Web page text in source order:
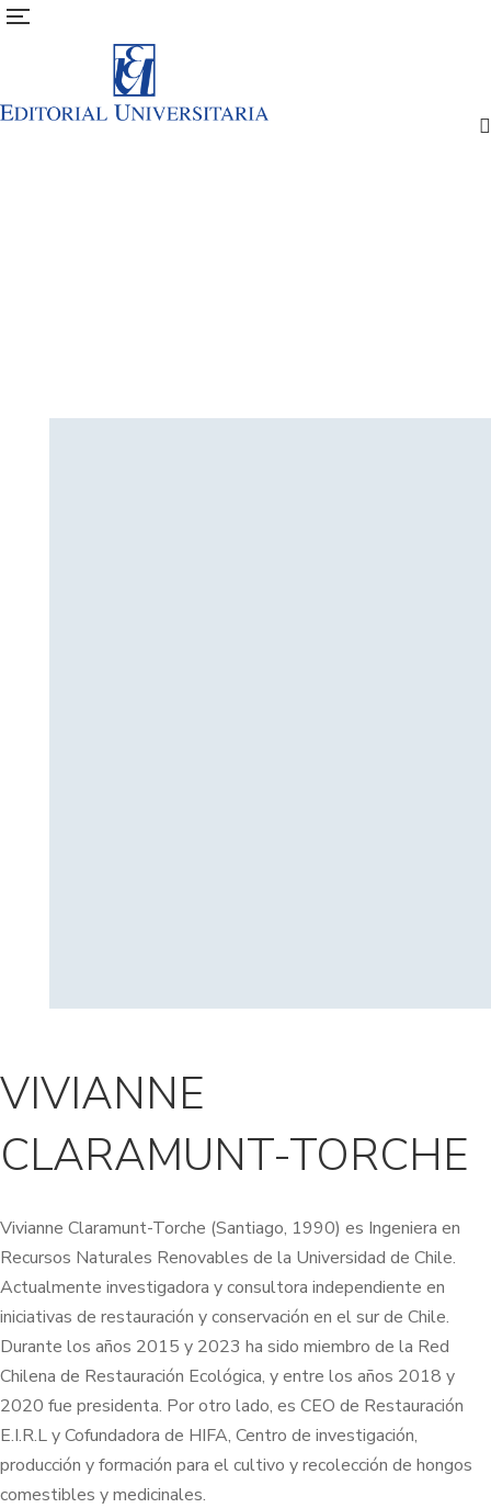
VIVIANNE
CLARAMUNT-TORCHE
Vivianne Claramunt-Torche (Santiago, 1990) es Ingeniera en
Recursos Naturales Renovables de la Universidad de Chile.
Actualmente investigadora y consultora independiente en
iniciativas de restauración y conservación en el sur de Chile.
Durante los años 2015 y 2023 ha sido miembro de la Red
Chilena de Restauración Ecológica, y entre los años 2018 y
2020 fue presidenta. Por otro lado, es CEO de Restauración
E.I.R.L y Cofundadora de HIFA, Centro de investigación,
producción y formación para el cultivo y recolección de hongos
comestibles y medicinales.